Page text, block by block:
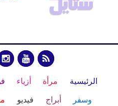
الرئيسية مرأة أزياء
وسفر أبراج فيديو